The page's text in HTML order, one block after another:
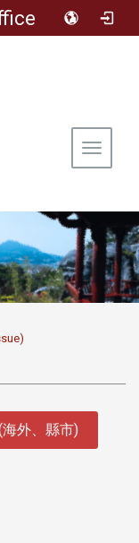
Toggle
外、縣市)